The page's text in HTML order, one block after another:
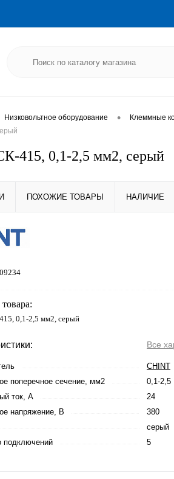
Низковольтное оборудование • Клеммные
415, 0,1-2,5 мм2, серый
ПОХОЖИЕ ТОВАРЫ НАЛИЧИЕ
0,1-2,5 мм2, серый
Все
CHINT
поперечное сечение, мм2
0,1-2,5
ток, А
24
напряжение, В
380
серый
подключений
5